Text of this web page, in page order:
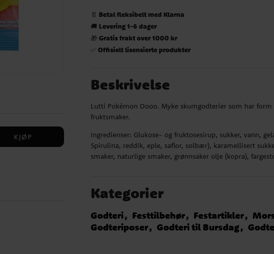
KJØP
📄 Betal fleksibelt med Klarna
🚚 Levering 1-6 dager
🎁Gratis frakt over 1000 kr
✅Offisielt lisensierte produkter
Beskrivelse
Lutti Pokémon Dooo. Myke skumgodterier som har
fruktsmaker.
Ingredienser: Glukose- og fruktosesirup, sukker, vann,
Spirulina, reddik, eple, saflor, solbær), karamellisert
smaker, naturlige smaker, grønnsaker olje (kopra),
Kategorier
Godteri Festtilbehør Festartikler
Godteriposer
Godteri til Bursdag